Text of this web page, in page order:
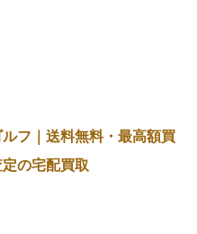
フ｜送料無料・最高額買
の宅配買取